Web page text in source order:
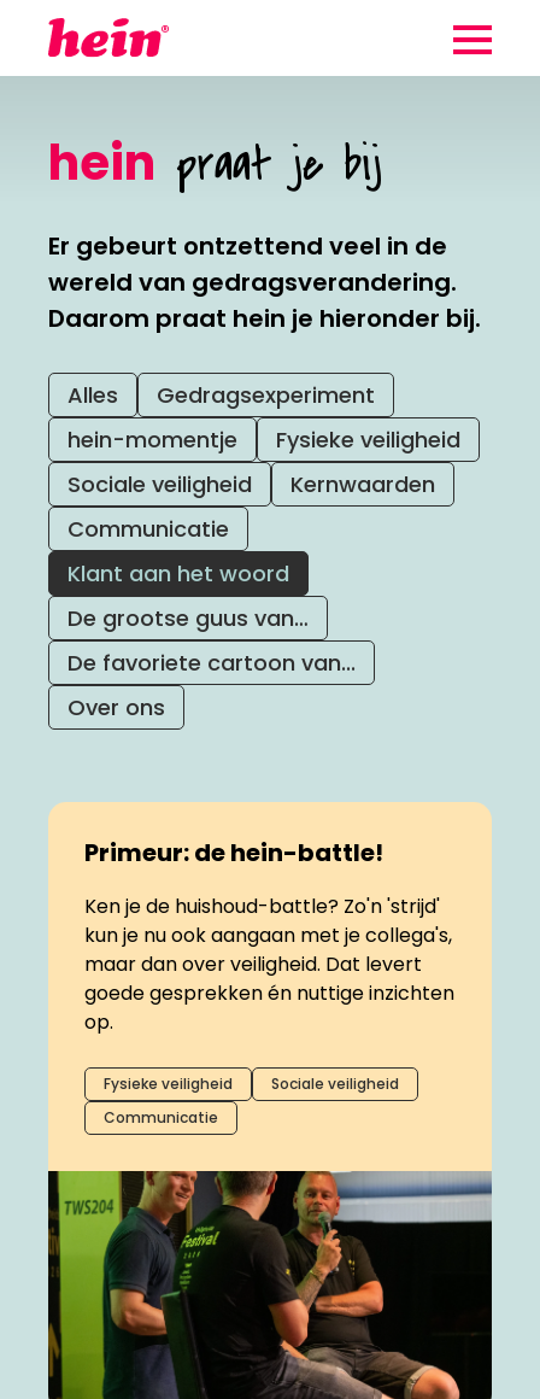
Zo werkt hein
Aan de slag
Klantverhalen
Blog
Team
Contact
Direct naar
Werken bij
Vacature senior adviseur
hein-generator
hein praat je bij
Er gebeurt ontzettend veel in de
wereld van gedragsverandering.
Daarom praat hein je hieronder bij.
Alles
Gedragsexperiment
hein-momentje
Fysieke veiligheid
Sociale veiligheid
Kernwaarden
Communicatie
Klant aan het woord
De grootse guus van…
De favoriete cartoon van...
Over ons
Primeur: de hein-battle!
Ken je de huishoud-battle? Zo'n 'strijd'
kun je nu ook aangaan met je collega's,
maar dan over veiligheid. Dat levert
goede gesprekken én nuttige inzichten
op.
Fysieke veiligheid
Sociale veiligheid
Communicatie
Wij maken
gebruik van
cookies
Cookies helpen ons begrijpen hoe
je de website gebruikt. Zo kunnen
we steeds verbeteren. Wil je
Cookies aanpassen
Alle cookies accepteren